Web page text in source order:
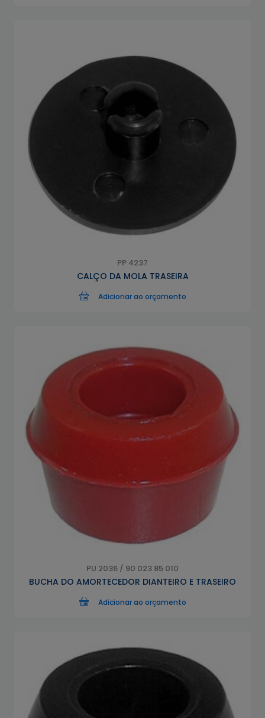
PP 4237
CALÇO DA MOLA TRASEIRA
Adicionar ao orçamento
PU 2036 / 90 023 85 010
BUCHA DO AMORTECEDOR DIANTEIRO E TRASEIRO
Adicionar ao orçamento